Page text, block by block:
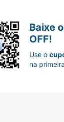
Baixe
OFF!
Use o
na